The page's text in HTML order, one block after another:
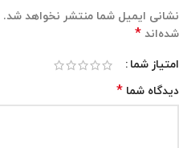
نشانی ایمیل شما منتشر نخواهد شد.
شده‌اند *
امتیاز شما
دیدگاه شما *